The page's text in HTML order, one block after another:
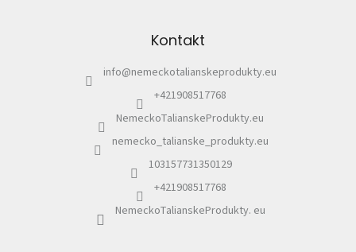
Kontakt
info@nemeckotalianskeprodukty.eu
+421908517768
NemeckoTalianskeProdukty.eu
nemecko_talianske_produkty.eu
103157731350129
+421908517768
NemeckoTalianskeProdukty. eu